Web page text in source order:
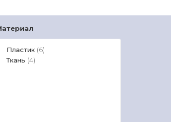
Пластик (6)
Ткань (4)